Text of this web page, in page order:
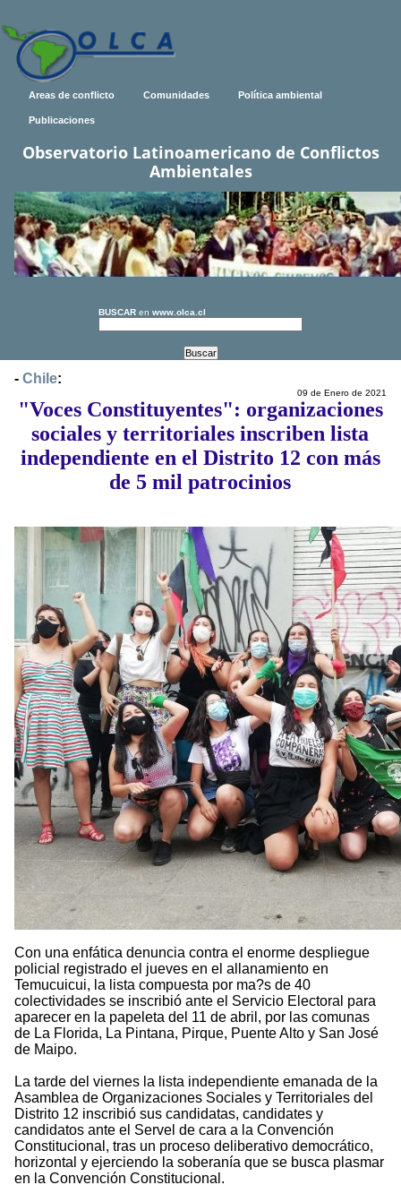
Areas de conflicto Comunidades Política ambiental
Publicaciones
Observatorio Latinoamericano de Conflictos
Ambientales
BUSCAR en www.olca.cl
- Chile:
09 de Enero de 2021
"Voces Constituyentes": organizaciones
sociales y territoriales inscriben lista
independiente en el Distrito 12 con más
de 5 mil patrocinios
Con una enfática denuncia contra el enorme despliegue
policial registrado el jueves en el allanamiento en
Temucuicui, la lista compuesta por ma?s de 40
colectividades se inscribió ante el Servicio Electoral para
aparecer en la papeleta del 11 de abril, por las comunas
de La Florida, La Pintana, Pirque, Puente Alto y San José
de Maipo.
La tarde del viernes la lista independiente emanada de la
Asamblea de Organizaciones Sociales y Territoriales del
Distrito 12 inscribió sus candidatas, candidates y
candidatos ante el Servel de cara a la Convención
Constitucional, tras un proceso deliberativo democrático,
horizontal y ejerciendo la soberanía que se busca plasmar
en la Convención Constitucional.